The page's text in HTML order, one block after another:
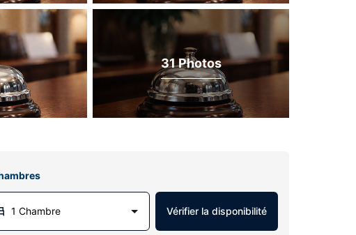
31 Photos
1 Chambre Vérifier la disponibilité